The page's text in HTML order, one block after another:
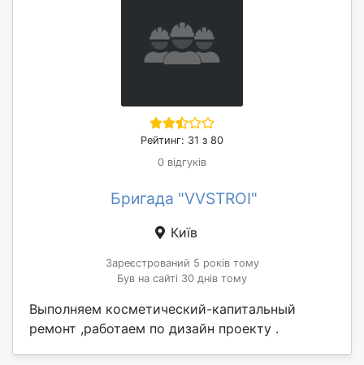
Рейтинг: 31 з 80
0 відгуків
Бригада "VVSTROI"
Київ
Зареєстрований 5 років тому
Був на сайті 30 днів тому
Выполняем косметический-капитальный
ремонт ,работаем по дизайн проекту .